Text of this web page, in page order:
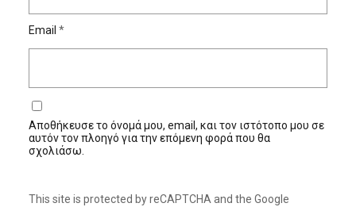
Email *
Αποθήκευσε το όνομά μου, email, και τον ιστότοπο μου σε
αυτόν τον πλοηγό για την επόμενη φορά που θα
σχολιάσω.
This site is protected by reCAPTCHA and the Google